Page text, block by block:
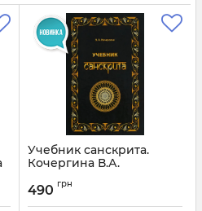
Учебник санскрита.
Кочергина В.А.
490 грн